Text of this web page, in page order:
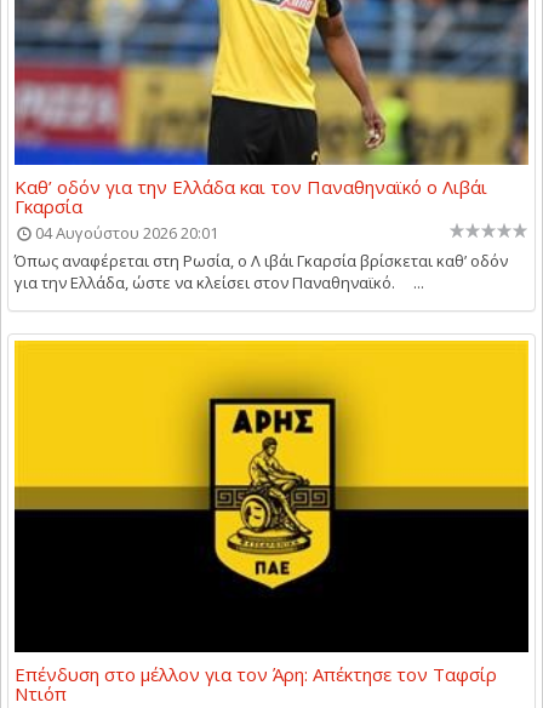
Καθ’ οδόν για την Ελλάδα και τον Παναθηναϊκό ο Λιβάι
Γκαρσία
04 Αυγούστου 2026 20:01
Όπως αναφέρεται στη Ρωσία, ο Λ ιβάι Γκαρσία βρίσκεται καθ’ οδόν
για την Ελλάδα, ώστε να κλείσει στον Παναθηναϊκό. ...
Επένδυση στο μέλλον για τον Άρη: Απέκτησε τον Ταφσίρ
Ντιόπ